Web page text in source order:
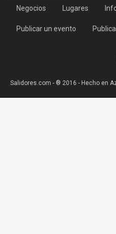
Negocios Lugares
Publicar un evento
Salidores.com - ® 2016 - Hecho en